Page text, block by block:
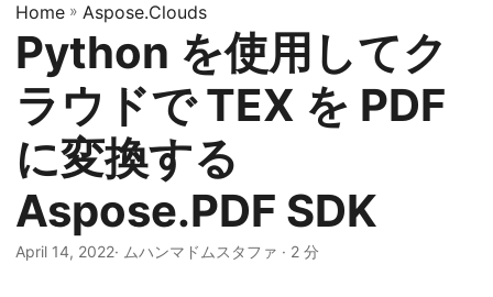
ョ
ン
切
り
替
え
Home » Aspose.Clouds
Python を使用してク
ラウドで TEX を PDF
に変換する
Aspose.PDF SDK
April 14, 2022· ムハンマドムスタファ · 2 分